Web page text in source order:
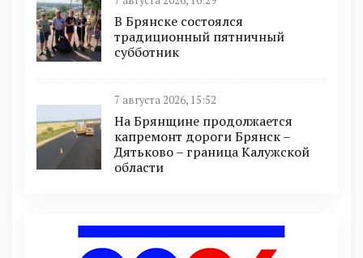
В Брянске состоялся
традиционный пятничный
субботник
7 августа 2026, 15:52
На Брянщине продолжается
капремонт дороги Брянск –
Дятьково – граница Калужской
области